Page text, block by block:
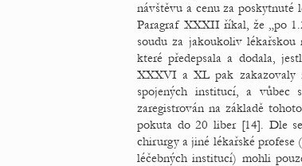
návštěvu a cenu za poskytnuté
Paragraf XXXII říkal, že „po
soudu za jakoukoliv
které předepsala a dodala,
XXXVI a XL pak zakazovaly
spojených institucí, a vůbec
zaregistrován na základě
pokuta do 20 liber [14]. Dle
chirurgy a jiné lékařské profese
léčebných institucí) mohli